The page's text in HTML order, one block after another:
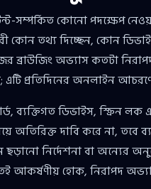
সম্পর্কিত কোনো পদক্ষেপ
কোন তথ্য দিচ্ছেন, কোন
ব্রাউজিং অভ্যাস কতটা
এটি প্রতিদিনের অনলাইন
ব্যক্তিগত ডিভাইস, স্ক্রিন লক
অতিরিক্ত দাবি করে না, তবে
ছড়ানো নির্দেশনা বা অন্যের
আকর্ষণীয় হোক, নিরাপদ